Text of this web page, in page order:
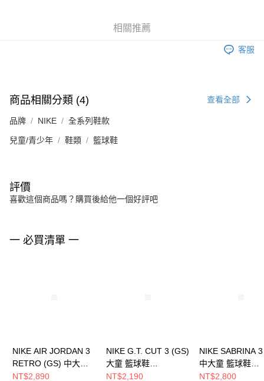
相關推薦
客服
商品相關分類 (4) 查看全部
品牌 NIKE 全系列鞋款
兒童/青少年 鞋類 籃球鞋
評價
喜歡這個商品嗎？購買後給他一個好評吧
一 必買清單 一
NIKE AIR JORDAN 3
RETRO (GS) 中大童
籃球鞋 DM0967101
NT$2,890
NIKE G.T. CUT 3 (GS)
大童 籃球鞋
FD7033104
NT$2,190
NIKE SABRINA
中大童 籃球鞋
IB3088500
NT$2,800